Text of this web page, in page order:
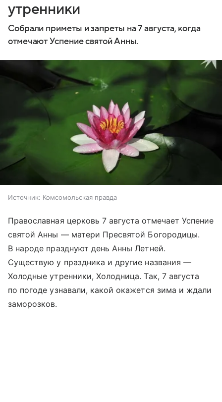
утренники
Собрали приметы и запреты на 7 августа, когда
отмечают Успение святой Анны.
Источник: Комсомольская правда
Православная церковь 7 августа отмечает Успение
святой Анны — матери Пресвятой Богородицы.
В народе празднуют день Анны Летней.
Существую у праздника и другие названия —
Холодные утренники, Холодница. Так, 7 августа
по погоде узнавали, какой окажется зима и ждали
заморозков.